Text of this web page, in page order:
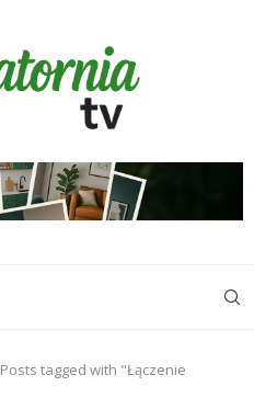
Posts tagged with "Łączenie